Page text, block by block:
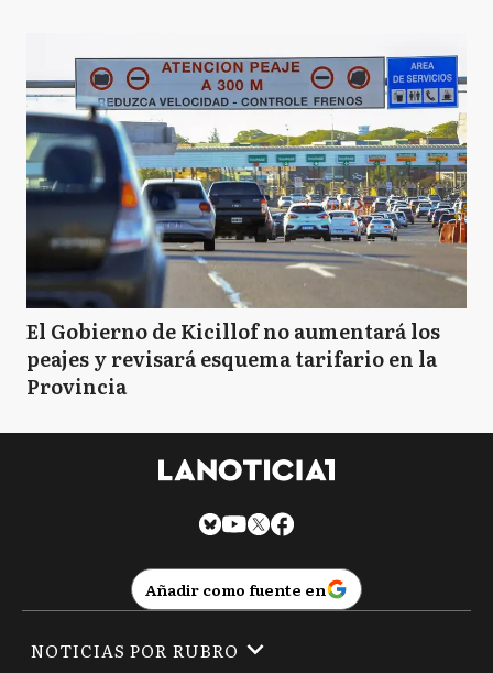
El Gobierno de Kicillof no aumentará los
peajes y revisará esquema tarifario en la
Provincia
Añadir como fuente en
NOTICIAS POR RUBRO